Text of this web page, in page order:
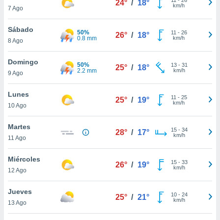
más
nuestra
y
de
disponible
cookies
aceptar
7 Ago
24° / 18°
km/h
Sábado
8 Ago
50%
0.8 mm
26° / 18° 11 - 26
km/h
Domingo
9 Ago
50%
2.2 mm
25° / 18° 13- 31
km/h
Lunes
10 Ago
25° / 19° 11 - 25
km/h
Martes
11 Ago
28° / 17° 15- 34
km/h
Miércoles
12 Ago
26° / 19° 15- 33
km/h
Jueves
13 Ago
25° / 21° 10- 24
km/h